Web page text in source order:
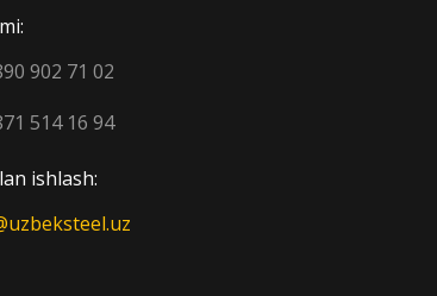
902 71 02
514 16 94
ishlash: